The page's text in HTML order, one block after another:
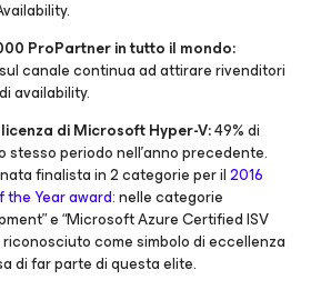
ProPartner in tutto il mondo:
sul canale continua ad attirare rivenditori
availability.
di Microsoft Hyper-V:49% di
periodo nell’anno precedente.
finalista in 2 categorie per il2016
Year award: nelle categorie
e “Microsoft Azure Certified ISV
riconosciuto come simbolo di eccellenza
di far parte di questa elite.